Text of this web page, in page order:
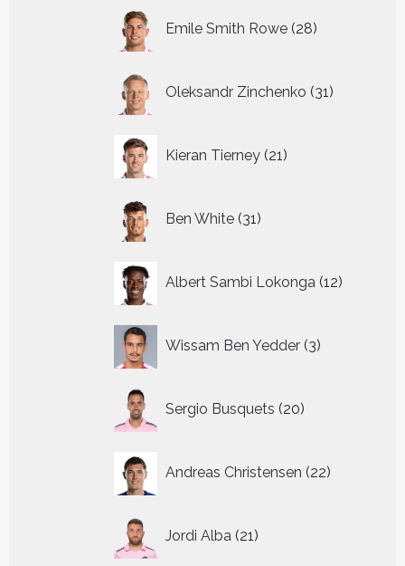
Emile Smith Rowe 28
producten
Oleksandr Zinchenko 31
producten
Kieran Tierney 21
producten
Ben White 31
producten
Albert Sambi Lokonga 12
Wissam Ben Yedder 3
producten
Sergio Busquets 20
producten
Andreas Christensen 22
producten
Jordi Alba 21
producten